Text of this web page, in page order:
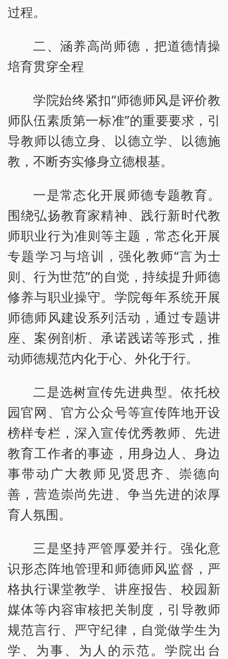
过程。
二、涵养高尚师德，把道德情操
培育贯穿全程
学院始终紧扣“师德师风是评价教
师队伍素质第一标准”的重要要求，引
导教师以德立身、以德立学、以德施
教，不断夯实修身立德根基。
一是常态化开展师德专题教育。
围绕弘扬教育家精神、践行新时代教
师职业行为准则等主题，常态化开展
专题学习与培训，强化教师“言为士
则、行为世范”的自觉，持续提升师德
修养与职业操守。学院每年系统开展
师德师风建设系列活动，通过专题讲
座、案例剖析、承诺践诺等形式，推
动师德规范内化于心、外化于行。
二是选树宣传先进典型。依托校
园官网、官方公众号等宣传阵地开设
榜样专栏，深入宣传优秀教师、先进
教育工作者的事迹，用身边人、身边
事带动广大教师见贤思齐、崇德向
善，营造崇尚先进、争当先进的浓厚
育人氛围。
三是坚持严管厚爱并行。强化意
识形态阵地管理和师德师风监督，严
格执行课堂教学、讲座报告、校园新
媒体等内容审核把关制度，引导教师
规范言行、严守纪律，自觉做学生为
学、为事、为人的示范。学院出台